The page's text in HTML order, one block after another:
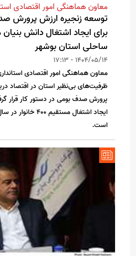
معاون هماهنگی امور اقتصادی
توسعه زنجیره‌ ارزش پرورش
برای ایجاد اشتغال دانش
ساحلی استان بوشهر
1404/05/14 - 17:13
معاون هماهنگی امور اقتصادی
ظرفیت‌های بی‌نظیر استان در اقتصاد
پرورش صدف بومی در دستور کار قرار
ایجاد اشتغال
است.